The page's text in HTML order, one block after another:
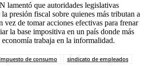
lamentó que autoridades legislativas
presión fiscal sobre quienes más tributan a
vez de tomar acciones efectivas para frenar
la base impositiva en un país donde más
trabaja en la informalidad.
Impuesto de consumo sindicato de empleados